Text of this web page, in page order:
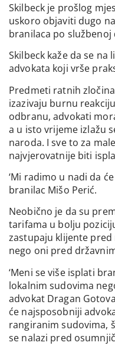
Skilbeck je prošlog
uskoro objaviti dugo
branilaca po službenoj
Skilbeck kaže da se na
advokata koji vrše
Predmeti ratnih
izazivaju burnu
odbranu, advokati
a u isto vrijeme izlažu
naroda. I sve to za
najvjerovatnije biti
‘Mi radimo u nadi da
branilac Mišo Perić.
Neobično je da su
tarifama u bolju
zastupaju klijente
nego oni pred
‘Meni se više isplati
lokalnim sudovima
advokat Dragan
će najsposobniji
rangiranim sudovima,
se nalazi pred